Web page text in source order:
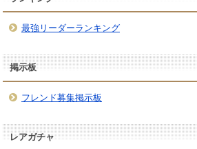
最強リーダーランキング
掲示板
フレンド募集掲示板
レアガチャ